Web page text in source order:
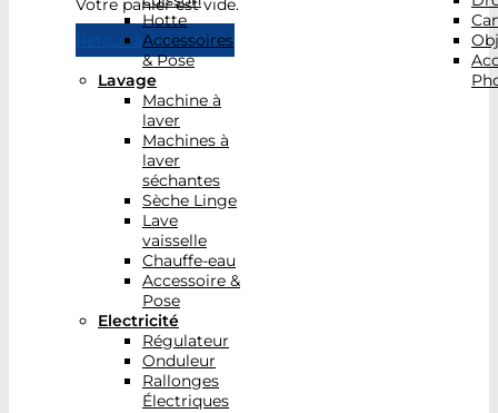
Votre panier est vide.
Retour à la boutique
Hotte
Accessoires
& Pose
Lavage
Machine à
laver
Machines à
laver
séchantes
Sèche Linge
Lave
vaisselle
Chauffe-eau
Accessoire &
Pose
Electricité
Régulateur
Onduleur
Rallonges
Électriques